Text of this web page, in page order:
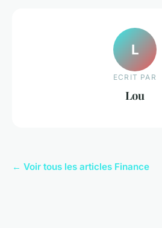
L
ECRIT PAR
Lou
← Voir tous les articles Finance